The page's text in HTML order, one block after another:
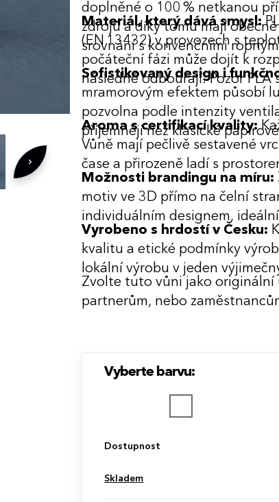
doplněné o 100 % netkanou
zdrojů a díky tomu mají
srovnání s konvenčními
Materiál, který dává smysl:
(EN 13432) v provozech s
počáteční fázi může dojít k
následně odbourají. Pozor
Sofistikovaný design i
mramorovým efektem působí
pozvolna podle intenzity
příjemněji než klasické
Aroma s certifikací kvality:
Vůně mají pečlivě sestavené
čase a přirozeně ladí s
Možnosti brandingu na míru:
motiv ve 3D přímo na čelní
individuálním designem,
Vyrobeno s hrdostí v Česku:
kvalitu a etické podmínky
lokální výrobu v jeden
Zvolte tuto vůni jako originální
partnerům, nebo
Vyberte barvu:
Dostupnost
Skladem